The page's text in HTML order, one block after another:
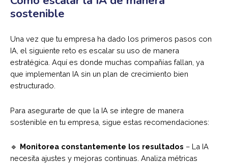
sostenible
Una vez que tu empresa ha dado los primeros pasos con
IA, el siguiente reto es escalar su uso de manera
estratégica. Aquí es donde muchas compañías fallan, ya
que implementan IA sin un plan de crecimiento bien
estructurado.
Para asegurarte de que la IA se integre de manera
sostenible en tu empresa, sigue estas recomendaciones:
🔹 Monitorea constantemente los resultados – La IA
necesita ajustes y mejoras continuas. Analiza métricas